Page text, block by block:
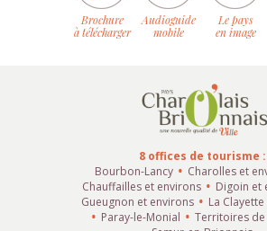
Brochure
à télécharger
Audioguide
mobile
Le pays
en image
8 offices de tourisme :
Bourbon-Lancy
Charolles et
Chauffailles et environs
Digoin et
Gueugnon et environs
La
Paray-le-Monial
Territoires de